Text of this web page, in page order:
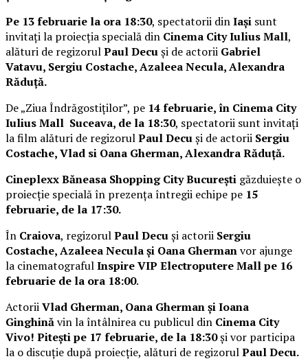
Pe 13 februarie la ora 18:30, spectatorii dinIași sunt
invitați la proiecția specială din Cinema City Iulius Mall,
alături de regizorulPaul Decuși de actorii Gabriel
Vatavu, Sergiu Costache, Azaleea Necula, Alexandra
Răduță.
De „Ziua Îndrăgostiților”, pe 14 februarie, în Cinema City
Iulius Mall Suceava, de la 18:30, spectatorii sunt invitați
la film alături de regizorulPaul Decuși de actorii Sergiu
Costache, Vlad si Oana Gherman, Alexandra Răduță.
Cineplexx Băneasa Shopping City București găzduiește o
proiecție specială în prezența întregii echipe pe 15
februarie, de la 17:30.
În Craiova, regizorulPaul Decuși actorii Sergiu
Costache, Azaleea Necula și Oana Ghermanvor ajunge
la cinematografulInspire VIP Electroputere Mall pe 16
februarie de la ora 18:00.
ActoriiVlad Gherman, Oana Gherman și Ioana
Ginghinăvin la întâlnirea cu publicul din Cinema City
Vivo! Pitești pe 17 februarie, de la 18:30și vor participa
la o discuție după proiecție, alături de regizorulPaul Decu.